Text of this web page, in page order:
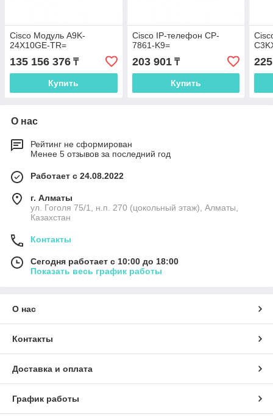
Cisco Модуль A9K-
24X10GE-TR=
135 156 376 ₸
Купить
Cisco IP-телефон CP-
7861-K9=
203 901₸
Купить
О нас
Рейтинг не сформирован
Менее 5 отзывов за последний год
Работает с 24.08.2022
г. Алматы
ул. Гоголя 75/1, н.п. 270 (цокольный этаж), Алматы,
Казахстан
Контакты
Сегодня работает с 10:00 до 18:00
Показать весь график работы
О нас
Контакты
Доставка и оплата
График работы